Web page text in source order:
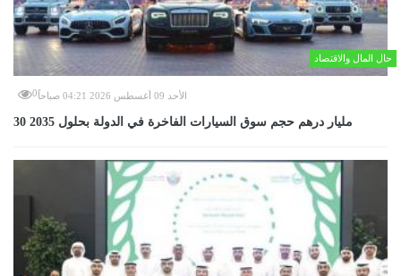
حال المال والاقتصاد
الأحد 09 أغسطس 2026 04:21 صباحاً 0
30 مليار درهم حجم سوق السيارات الفاخرة في الدولة بحلول 2035